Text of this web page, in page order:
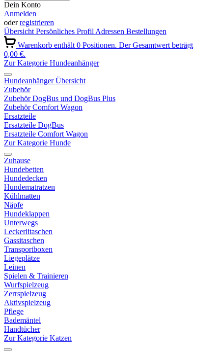
Dein Konto
Anmelden
oderregistrieren
ÜbersichtPersönliches ProfilAdressen Bestellungen
Warenkorb enthält 0 Positionen. Der Gesamtwert beträgt
0,00 €.
Zur Kategorie Hundeanhänger
Hundeanhänger Übersicht
Zubehör
Zubehör DogBus und DogBus Plus
Zubehör Comfort Wagon
Ersatzteile
Ersatzteile DogBus
Ersatzteile Comfort Wagon
Zur Kategorie Hunde
Zuhause
Hundebetten
Hundedecken
Hundematratzen
Kühlmatten
Näpfe
Hundeklappen
Unterwegs
Leckerlitaschen
Gassitaschen
Transportboxen
Liegeplätze
Leinen
Spielen & Trainieren
Wurfspielzeug
Zerrspielzeug
Aktivspielzeug
Pflege
Bademäntel
Handtücher
Zur Kategorie Katzen